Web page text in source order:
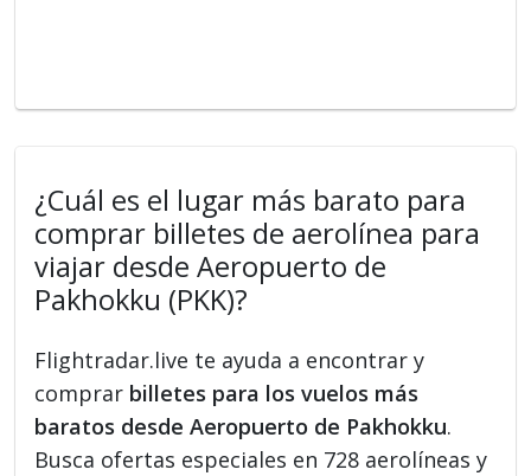
¿Cuál es el lugar más barato para
comprar billetes de aerolínea para
viajar desde Aeropuerto de
Pakhokku (PKK)?
Flightradar.live te ayuda a encontrar y
comprar billetes para los vuelos más
baratos desde Aeropuerto de Pakhokku.
Busca ofertas especiales en 728 aerolíneas y